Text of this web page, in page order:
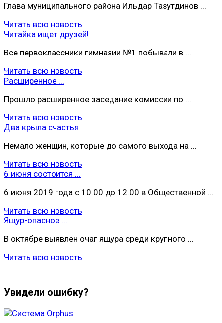
Глава муниципального района Ильдар Тазутдинов ...
Читать всю новость
Читайка ищет друзей!
Все первоклассники гимназии №1 побывали в ...
Читать всю новость
Расширенное ...
Прошло расширенное заседание комиссии по ...
Читать всю новость
Два крыла счастья
Немало женщин, которые до самого выхода на ...
Читать всю новость
6 июня состоится ...
6 июня 2019 года с 10.00 до 12.00 в Общественной ...
Читать всю новость
Ящур-опасное ...
В октябре выявлен очаг ящура среди крупного ...
Читать всю новость
Увидели ошибку?